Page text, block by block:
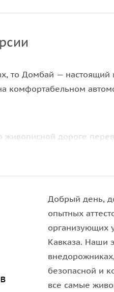
то Домбай —
комфортабельном
дороге
старому христианскому
горное озеро
можно пить.
мы поднимемся на
с высоты.
Добрый день,
опытных
организующих
Кавказа. Наши
безопасной и
все самые